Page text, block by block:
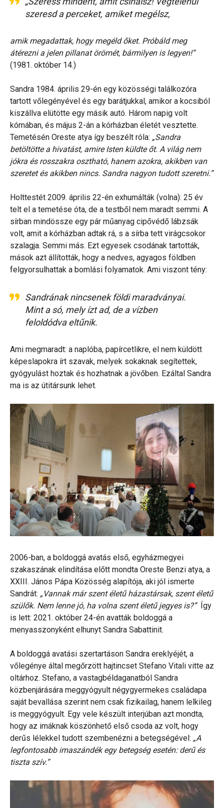
szeresd a perceket, amiket megélsz,
amik megadattak, hogy megéld őket. Próbáld meg
átérezni a jelen pillanat örömét, bármilyen is legyen!”
(1981. október 14.)
Sandra 1984. április 29-én egy közösségi találkozóra
tartott vőlegényével és egy barátjukkal, amikor a kocsiból
kiszállva elütötte egy másik autó. Három napig volt
kómában, és május 2-án a kórházban életét vesztette.
Temetésén Oreste atya így beszélt róla: „Sandra
betöltötte a hivatást, amire Isten küldte őt. A világ nem
jókra és rosszakra osztható, hanem azokra, akikben van
szeretet és akikben nincs. Sandra nagyon tudott szeretni.”
Holttestét 2009. április 22-én exhumálták (volna): 25 év
telt el a temetése óta, de a testből nem maradt semmi. A
sírban mindössze egy pár műanyag cipővédő lábzsák
volt, amit a kórházban adtak rá, s a sírba tett virágcsokor
szalagja. Semmi más. Ezt egyesek csodának tartották,
mások azt állították, hogy a nedves, agyagos földben
felgyorsulhattak a bomlási folyamatok. Ami viszont tény:
Sandrának nincsenek földi maradványai.
Mint a só, mely ízt ad, de a vízben
feloldódva eltűnik.
Ami megmaradt: a naplóba, papírcetlikre, el nem küldött
képeslapokra írt szavak, melyek sokaknak segítettek,
gyógyulást hoztak és hozhatnak a jövőben. Ezáltal Sandra
ma is az útitársunk lehet.
2006-ban, a boldoggá avatás első, egyházmegyei
szakaszának elindítása előtt mondta Oreste Benzi atya, a
XXIII. János Pápa Közösség alapítója, aki jól ismerte
Sandrát: „Vannak már szent életű házastársak, szent életű
szülők. Nem lenne jó, ha volna szent életű jegyes is?”Így
is lett: 2021. október 24-én avatták boldoggá a
menyasszonyként elhunyt Sandra Sabattinit.
A boldoggá avatási szertartáson Sandra ereklyéjét, a
vőlegénye által megőrzött hajtincset Stefano Vitali vitte az
oltárhoz. Stefano, a vastagbéldaganatból Sandra
közbenjárására meggyógyult négygyermekes családapa
saját bevallása szerint nem csak fizikailag, hanem lelkileg
is meggyógyult. Egy vele készült interjúban azt mondta,
hogy az imáknak köszönhető első csoda az volt, hogy
derűs lélekkel tudott szembenézni a betegségével: „A
legfontosabb imaszándék egy betegség esetén: derű és
tiszta szív.”